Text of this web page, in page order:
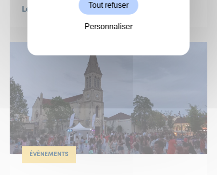
Le Grand Weekend : Ciné en plein air !
ÉVÈNEMENTS
Tout refuser
Personnaliser